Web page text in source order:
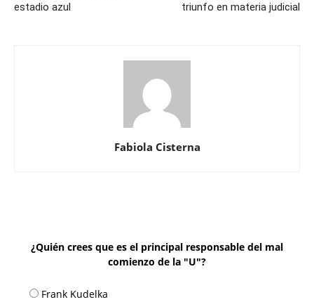
estadio azul
triunfo en materia judicial
Fabiola Cisterna
¿Quién crees que es el principal responsable del mal
comienzo de la "U"?
Frank Kudelka